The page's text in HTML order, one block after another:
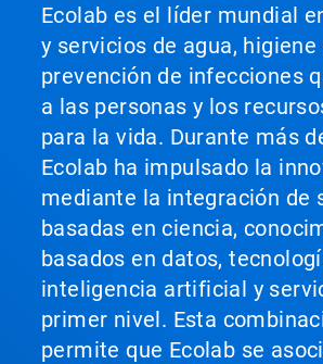
Ecolab es el líder mundial
y servicios de agua, higiene
prevención de infecciones
a las personas y los
para la vida. Durante más
Ecolab ha impulsado la
mediante la integración de
basadas en ciencia,
basados en datos,
inteligencia artificial y
primer nivel. Esta
permite que Ecolab se